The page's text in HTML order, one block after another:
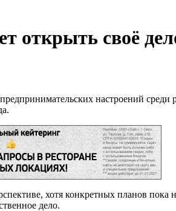
открыть своё
настроений
хотя конкретных планов
дело.